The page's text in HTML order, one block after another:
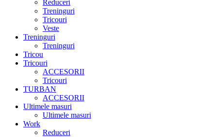
Reduceri
Treninguri
Tricouri
Veste
Treninguri
Treninguri
Tricou
Tricouri
ACCESORII
Tricouri
TURBAN
ACCESORII
Ultimele masuri
Ultimele masuri
Work
Reduceri